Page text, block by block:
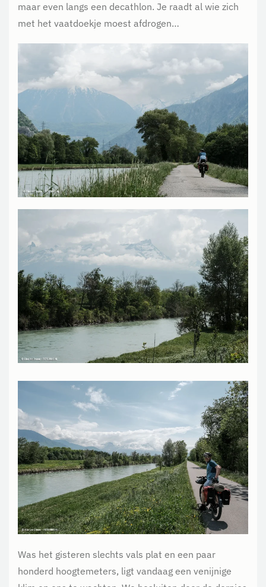
maar even langs een decathlon. Je raadt al wie zich
met het vaatdoekje moest afdrogen…
Was het gisteren slechts vals plat en een paar
honderd hoogtemeters, ligt vandaag een venijnige